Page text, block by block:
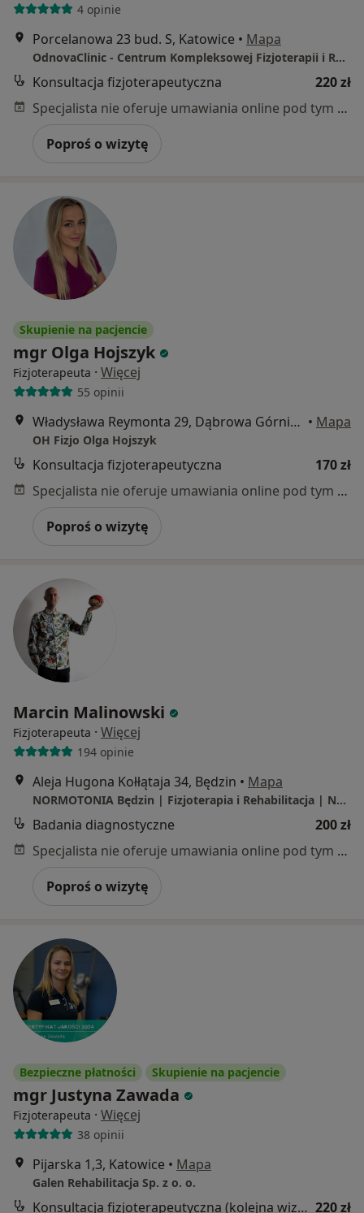
4 opinie
Porcelanowa 23 bud. S, Katowice • Mapa
OdnovaClinic - Centrum Kompleksowej Fizjoterapii i Rehabilitacji
Konsultacja fizjoterapeutyczna
220 zł
Specjalista nie oferuje umawiania online pod tym adresem.
Poproś o wizytę
Skupienie na pacjencie
mgr Olga Hojszyk
Fizjoterapeuta · Więcej
55 opinii
Władysława Reymonta 29, Dąbrowa Górnicza • Mapa
OH Fizjo Olga Hojszyk
Konsultacja fizjoterapeutyczna
170 zł
Specjalista nie oferuje umawiania online pod tym adresem.
Poproś o wizytę
Marcin Malinowski
Fizjoterapeuta · Więcej
194 opinie
Aleja Hugona Kołłątaja 34, Będzin • Mapa
NORMOTONIA Będzin | Fizjoterapia i Rehabilitacja | Neurologia Funkcjonalna PDTR | Psychologia i Psychoterapia Somatyczna | Naturoterapia |
Badania diagnostyczne
200 zł
Specjalista nie oferuje umawiania online pod tym adresem.
Poproś o wizytę
Bezpieczne płatności Skupienie na pacjencie
mgr Justyna Zawada
Fizjoterapeuta · Więcej
38 opinii
Pijarska 1,3, Katowice • Mapa
Galen Rehabilitacja Sp. z o. o.
Konsultacja fizjoterapeutyczna (kolejna wizyta) 220 zł